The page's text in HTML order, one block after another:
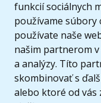
funkcií sociálnych
používame súbory
používate naše
našim partnerom
a analýzy. Títo
skombinovať s
alebo ktoré od vás